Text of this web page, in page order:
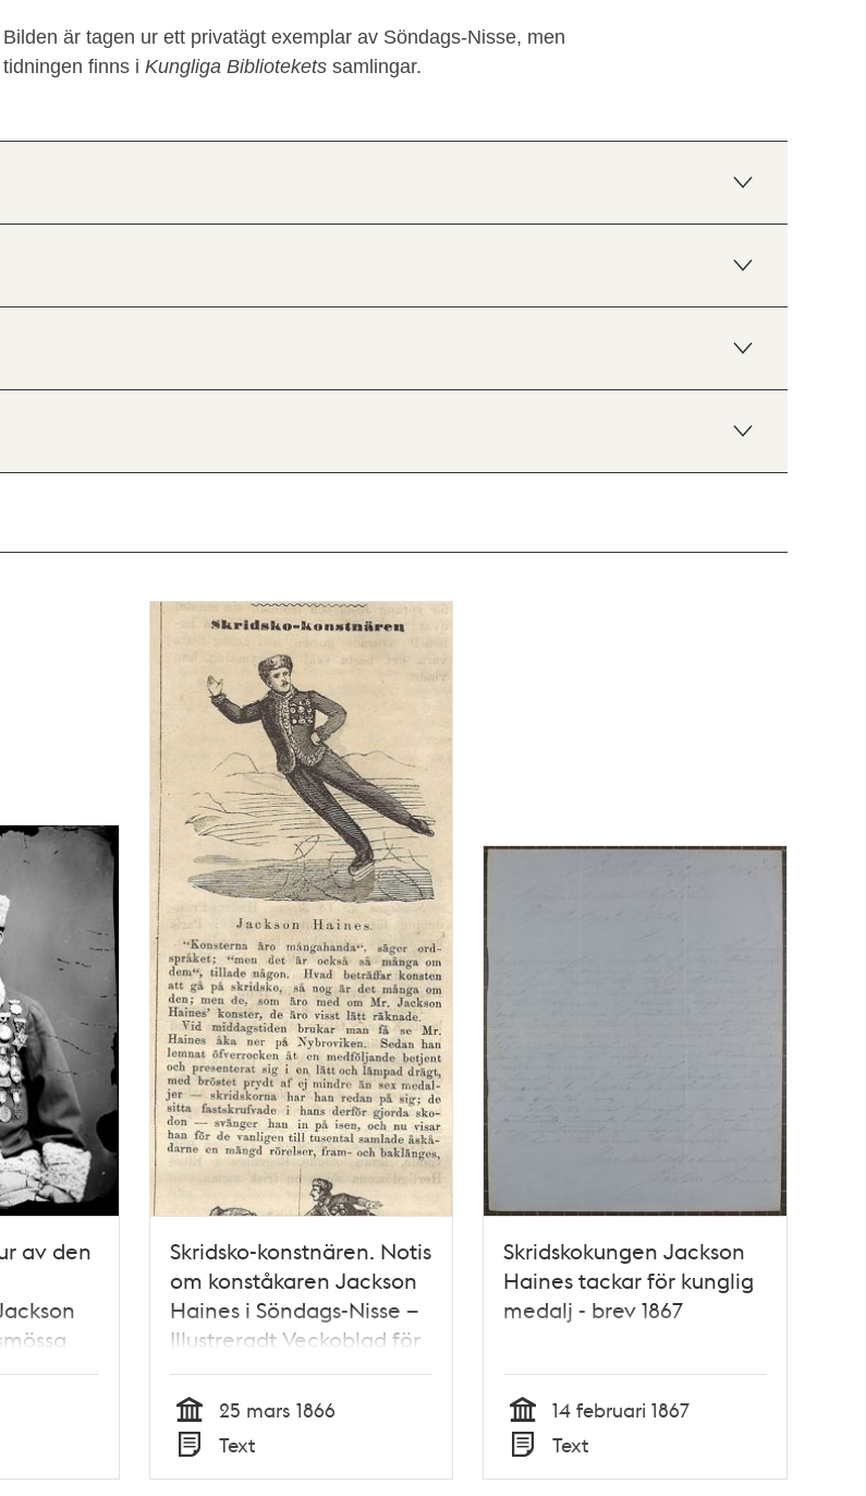
Bilden är tagen ur ett privatägt exemplar av Söndags-Nisse, men
tidningen finns i Kungliga Bibliotekets samlingar.
av den
Skridsko-konstnären. Notis
om konståkaren Jackson
Haines i Söndags-Nisse –
Illustreradt Veckoblad för
Skämt, Humor och Satir,
nr 12, den 25 mars 1866
Tid
25 mars 1866
Typ
Text
Skridskokungen Jackson
Haines tackar för kunglig
medalj - brev 1867
Tid
14 februari 1867
Typ
Text